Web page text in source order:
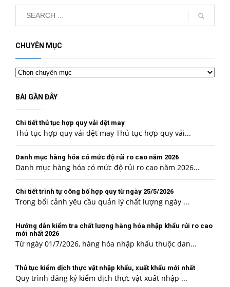
CHUYÊN MỤC
Chuyên
mục
BÀI GẦN ĐÂY
Chi tiết thủ tục hợp quy vải dệt may
Thủ tục hợp quy vải dệt may Thủ tục hợp quy vải...
Danh mục hàng hóa có mức độ rủi ro cao năm 2026
Danh mục hàng hóa có mức độ rủi ro cao năm 2026...
Chi tiết trình tự công bố hợp quy từ ngày 25/5/2026
Trong bối cảnh yêu cầu quản lý chất lượng ngày ...
Hướng dẫn kiểm tra chất lượng hàng hóa nhập khẩu rủi ro cao
mới nhất 2026
Từ ngày 01/7/2026, hàng hóa nhập khẩu thuộc dan...
Thủ tục kiểm dịch thực vật nhập khẩu, xuất khẩu mới nhất
Quy trình đăng ký kiểm dịch thực vật xuất nhập ...